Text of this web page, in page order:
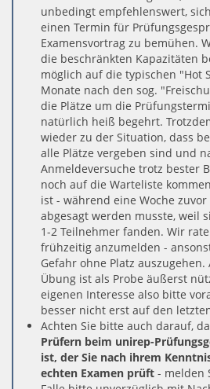
unbedingt empfehlenswert, sich
einen Termin für
Examensvortrag zu bemühen.
die beschränkten Kapazitäten
möglich auf die typischen "Hot
Monate nach den sog.
die Plätze um die
natürlich heiß begehrt.
wieder zu der Situation, dass
alle Plätze vergeben sind und
Anmeldeversuche trotz bester
noch auf die Warteliste
ist - während eine Woche
abgesagt werden musste, weil
1-2 Teilnehmer fanden. Wir
frühzeitig anzumelden -
Gefahr ohne Platz
Übung ist als Probe äußerst
eigenen Interesse also bitte
besser nicht erst auf den
Achten Sie bitte auch darauf,
Prüfern beim unirep-
ist, der Sie nach ihrem
echten Examen prüft - melden